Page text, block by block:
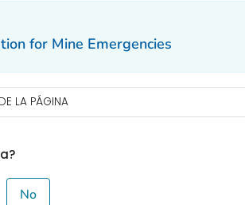
for Mine Emergencies
LA PÁGINA
No